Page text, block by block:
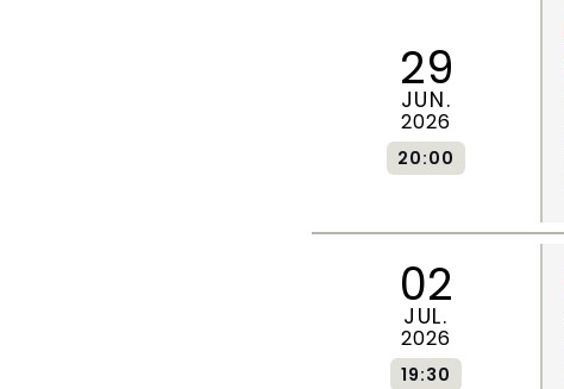
29
JUN.
2026
20:00
02
JUL.
2026
19:30